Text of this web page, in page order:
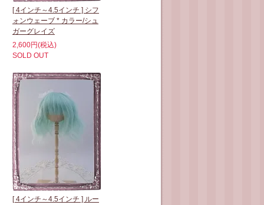
[ 4インチ～4.5インチ ] シフ
ォンウェーブ * カラー/シュ
ガーグレイズ
2,600円(税込)
SOLD OUT
[ 4インチ～4.5インチ ] ルー